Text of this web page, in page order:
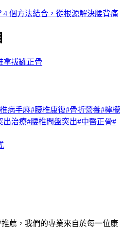
個方法結合，從根源解決腰背痛
拿拔罐正骨
病手麻#腰椎康復#骨折營養#檸檬
出治療#腰椎間盤突出#中醫正骨#
薦，我們的專業來自於每一位康